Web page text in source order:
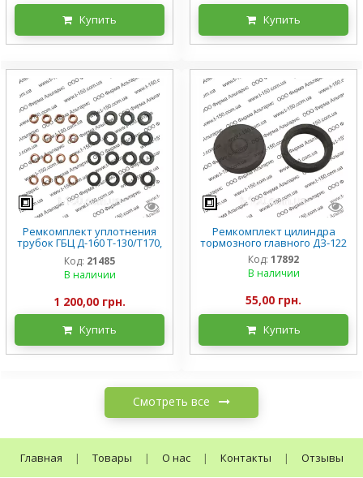
Купить Купить
Ремкомплект уплотнения
трубок ГБЦ Д-160 Т-130/Т170,
трубки + втулки резиновые
Код: 21485
В наличии
1 200,00 грн.
Купить
Ремкомплект цилиндра
тормозного главного ДЗ-122
Код: 17892
В наличии
55,00 грн.
Купить
Смотреть все
Главная | Товары | О нас | Контакты | Отзывы